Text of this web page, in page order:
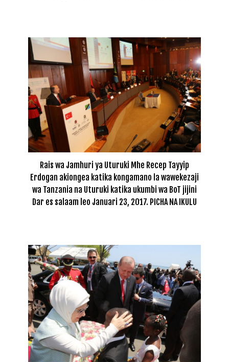
Rais wa Jamhuri ya Uturuki Mhe Recep Tayyip
Erdogan akiongea katika kongamano la wawekezaji
wa Tanzania na Uturuki katika ukumbi wa BoT jijini
Dar es salaam leo Januari 23, 2017. PICHA NA IKULU